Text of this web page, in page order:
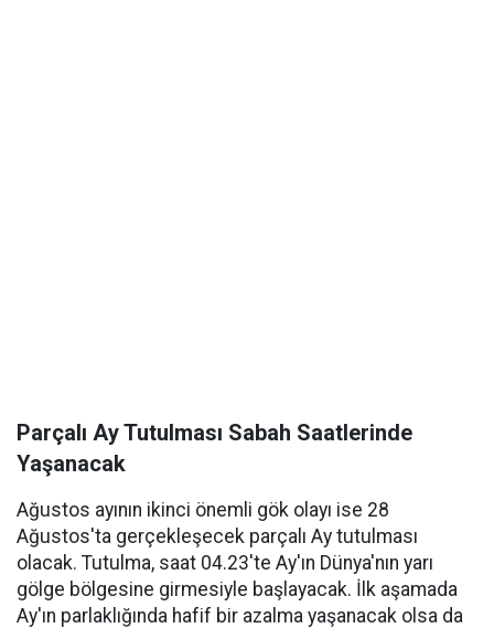
Parçalı Ay Tutulması Sabah Saatlerinde
Yaşanacak
Ağustos ayının ikinci önemli gök olayı ise 28
Ağustos'ta gerçekleşecek parçalı Ay tutulması
olacak. Tutulma, saat 04.23'te Ay'ın Dünya'nın yarı
gölge bölgesine girmesiyle başlayacak. İlk aşamada
Ay'ın parlaklığında hafif bir azalma yaşanacak olsa da